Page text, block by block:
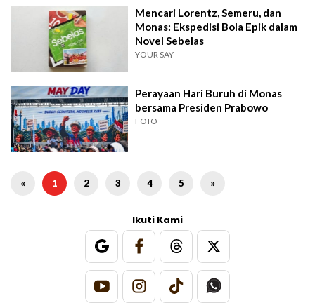
Mencari Lorentz, Semeru, dan
Monas: Ekspedisi Bola Epik dalam
Novel Sebelas
YOUR SAY
Perayaan Hari Buruh di Monas
bersama Presiden Prabowo
FOTO
« 1 2 3 4 5 »
Ikuti Kami